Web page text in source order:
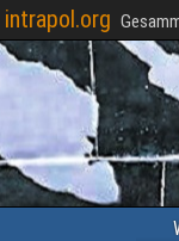
intrapol.org